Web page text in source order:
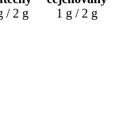
/ 2 g 1 g / 2 g